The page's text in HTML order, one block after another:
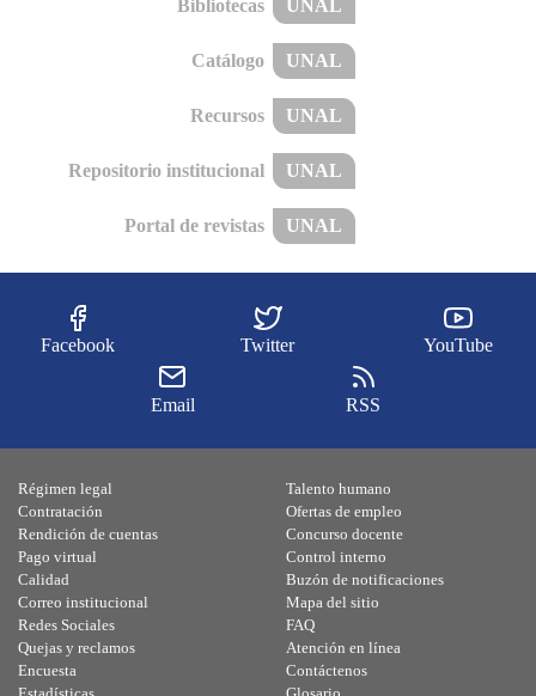
Bibliotecas UNAL
Catálogo UNAL
Recursos UNAL
Repositorio institucional UNAL
Portal de revistas UNAL
Facebook Twitter YouTube
Email RSS
Régimen legal
Contratación
Rendición de cuentas
Pago virtual
Calidad
Talento humano
Ofertas de empleo
Concurso docente
Control interno
Buzón de notificaciones
Correo institucional
Redes Sociales
Quejas y reclamos
Encuesta
Mapa del sitio
FAQ
Atención en línea
Contáctenos